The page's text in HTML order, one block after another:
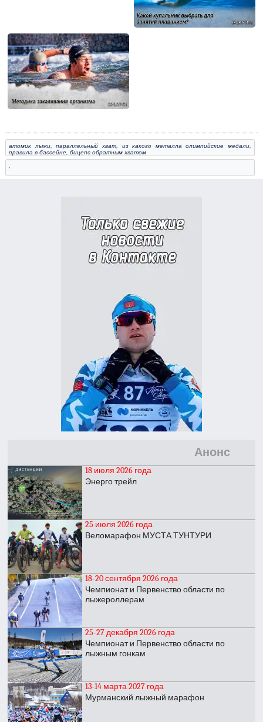
атомик лыжи,параллельный хват, из какого металла олимпийские медали,
правила в бассейне, бицепс обратным хватом
,
Анонс
18 июля 2026 года
Энерго трейл
25 июля 2026 года
Веломарафон МУСТА ТУНТУРИ
18-20 сентября 2026 года
Чемпионат и Первенство области по
лыжероллерам
25-27 декабря 2026 года
Чемпионат и Первенство области по
лыжным гонкам
13-14 марта 2027 года
Мурманский лыжный марафон